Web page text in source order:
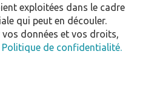
exploitées dans le cadre
qui peut en découler.
données et vos droits,
Politique de confidentialité.